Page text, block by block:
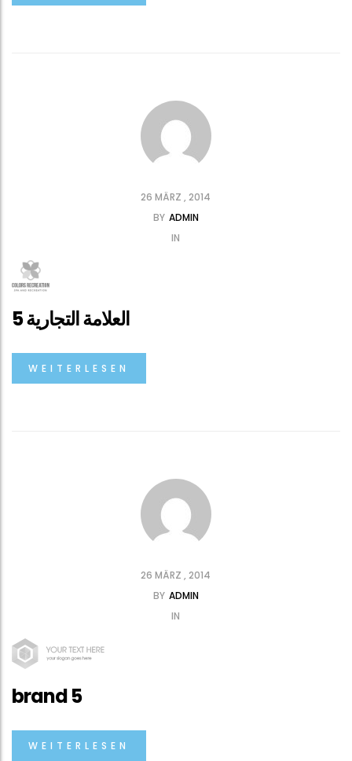
26 MÄRZ , 2014
BY ADMIN
IN
العلامة التجارية 5
WEITERLESEN
26 MÄRZ , 2014
BY ADMIN
IN
brand 5
WEITERLESEN